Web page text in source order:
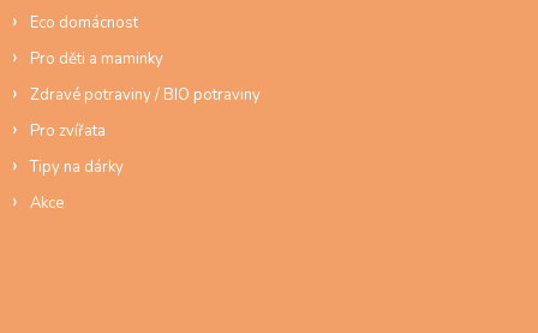
Eco domácnost
Pro děti a maminky
Zdravé potraviny / BIO potraviny
Pro zvířata
Tipy na dárky
Akce